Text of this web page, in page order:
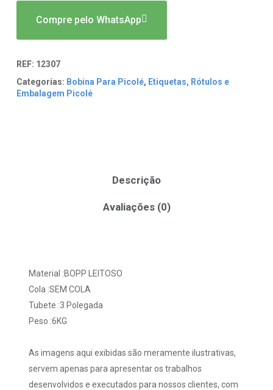
Compre pelo WhatsApp
REF: 12307
Categorias: Bobina Para Picolé, Etiquetas, Rótulos e
Embalagem Picolé
Descrição
Avaliações (0)
Material :BOPP LEITOSO
Cola :SEM COLA
Tubete :3 Polegada
Peso :6KG
As imagens aqui exibidas são meramente ilustrativas,
servem apenas para apresentar os trabalhos
desenvolvidos e executados para nossos clientes, com